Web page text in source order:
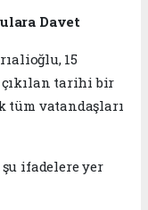
Davet
15
tarihi bir
tüm vatandaşları
ifadelere yer